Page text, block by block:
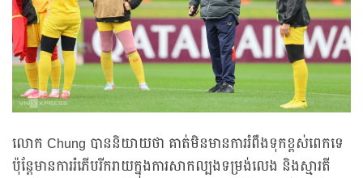
លោក Chung បាននិយាយថា គាត់មិនមានការរំពឹងទុកខ្ពស់ពេកទេ
ប៉ុន្តែមានការរំភើបរីករាយក្នុងការសាកល្បងទម្រង់លេង និងស្មារតី